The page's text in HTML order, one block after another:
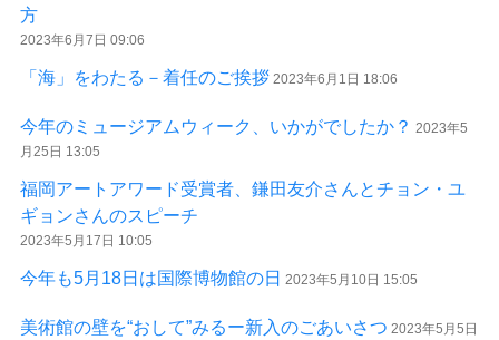
方
2023年6月7日 09:06
「海」をわたる－着任のご挨拶 2023年6月1日 18:06
今年のミュージアムウィーク、いかがでしたか？ 2023年5
月25日 13:05
福岡アートアワード受賞者、鎌田友介さんとチョン・ユ
ギョンさんのスピーチ
2023年5月17日 10:05
今年も5月18日は国際博物館の日 2023年5月10日 15:05
美術館の壁を“おして”みるー新入のごあいさつ 2023年5月5日